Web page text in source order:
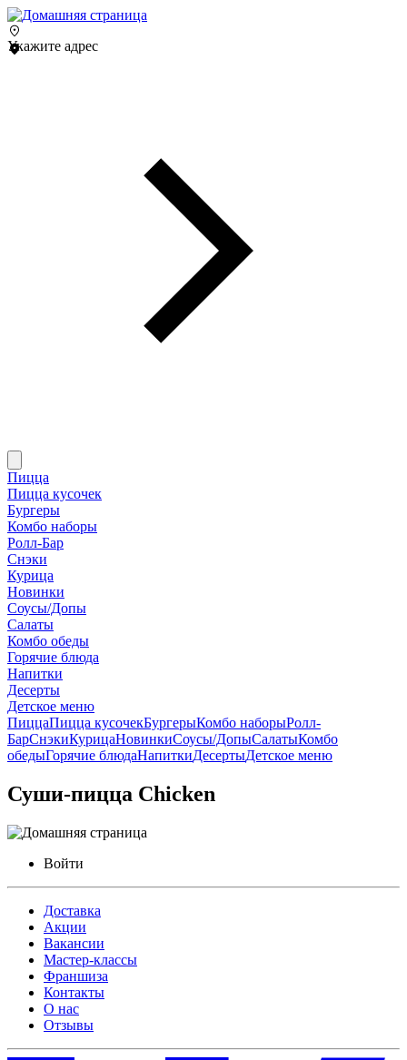
Укажите адрес
Пицца
Пицца кусочек
Бургеры
Комбо наборы
Ролл-Бар
Снэки
Курица
Новинки
Соусы/Допы
Салаты
Комбо обеды
Горячие блюда
Напитки
Десерты
Детское меню
ПиццаПицца кусочекБургерыКомбо наборыРолл-
БарСнэкиКурицаНовинкиСоусы/ДопыСалатыКомбо
обедыГорячие блюдаНапиткиДесертыДетское меню
Суши-пицца Chicken
Войти
Доставка
Акции
Вакансии
Мастер-классы
Франшиза
Контакты
О нас
Отзывы